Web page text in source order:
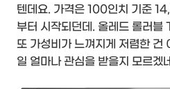
텐데요. 가격은 100인치 기준
부터 시작되던데. 올레드 롤러블
또 가성비가 느껴지게 저렴한 건
일 얼마나 관심을 받을지 모르겠